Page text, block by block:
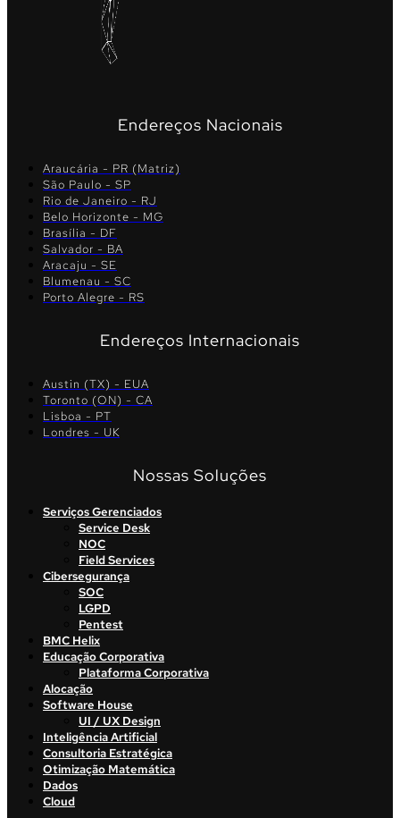
Endereços Nacionais
Araucária - PR (Matriz)
São Paulo - SP
Rio de Janeiro - RJ
Belo Horizonte - MG
Brasília - DF
Salvador - BA
Aracaju - SE
Blumenau - SC
Porto Alegre - RS
Endereços Internacionais
Austin (TX) - EUA
Toronto (ON) - CA
Lisboa - PT
Londres - UK
Nossas Soluções
Serviços Gerenciados
Service Desk
NOC
Field Services
Cibersegurança
SOC
LGPD
Pentest
BMC Helix
Educação Corporativa
Plataforma Corporativa
Alocação
Software House
UI / UX Design
Inteligência Artificial
Consultoria Estratégica
Otimização Matemática
Dados
Cloud